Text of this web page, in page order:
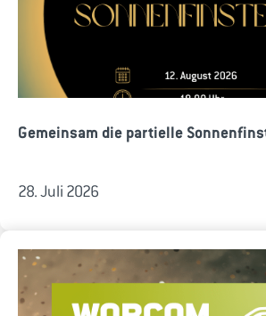
Gemeinsam die partielle
28. Juli 2026